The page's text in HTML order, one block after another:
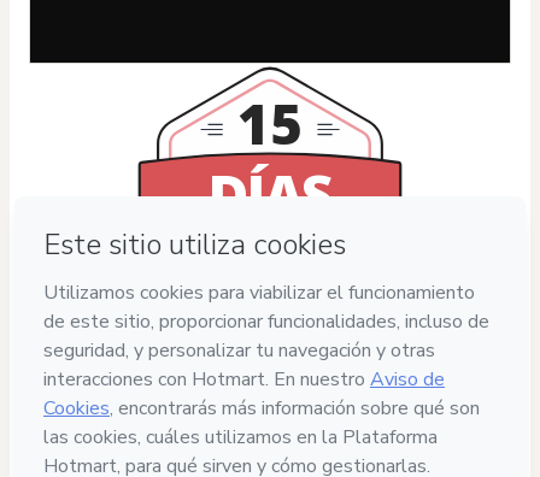
DÍAS
DE GARANTÍA
15
Privacidad
Tu información está 100% segura